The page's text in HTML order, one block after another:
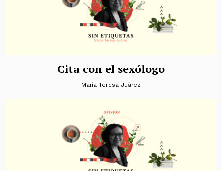
Cita con el sexólogo
María Teresa Juárez